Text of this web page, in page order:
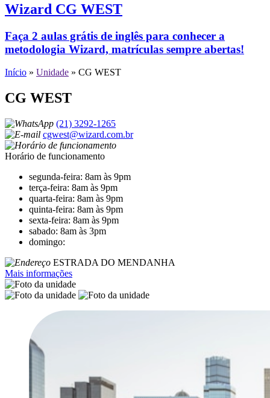
Wizard CG WEST
Faça 2 aulas grátis de inglês para conhecer a
metodologia Wizard, matrículas sempre abertas!
Início » Unidade » CG WEST
CG WEST
(21) 3292-1265
cgwest@wizard.com.br
Horário de funcionamento
segunda-feira: 8am às 9pm
terça-feira: 8am às 9pm
quarta-feira: 8am às 9pm
quinta-feira: 8am às 9pm
sexta-feira: 8am às 9pm
sabado: 8am às 3pm
domingo:
ESTRADA DO MENDANHA
Mais informações